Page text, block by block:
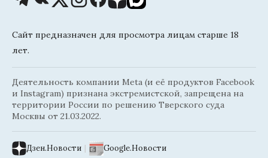
Сайт предназначен для просмотра лицам старше 18
лет.
Деятельность компании Meta (и её продуктов Facebook
и Instagram) признана экстремистской, запрещена на
территории России по решению Тверского суда
Москвы от 21.03.2022.
Дзен.Новости | Google.Новости